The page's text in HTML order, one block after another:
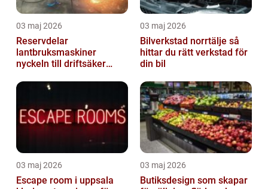
03 maj 2026
Reservdelar
lantbruksmaskiner
nyckeln till driftsäker
03 maj 2026
Bilverkstad norrtälje så
hittar du rätt verkstad för
din bil
03 maj 2026
Escape room i uppsala
03 maj 2026
Butiksdesign som skapar